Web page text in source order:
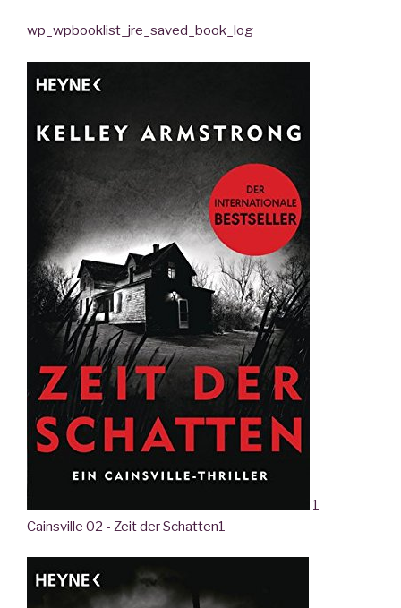
wp_wpbooklist_jre_saved_book_log
1
Cainsville 02 - Zeit der Schatten1